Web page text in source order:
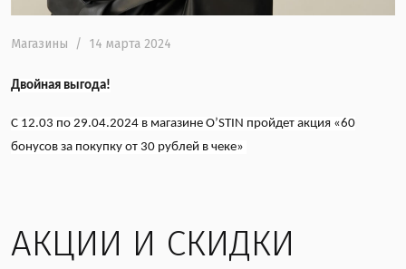
Магазины / 14 марта 2024
Двойная выгода!
С 12.03 по 29.04.2024 в магазине O’STIN пройдет акция «60
бонусов за покупку от 30 рублей в чеке»
АКЦИИ И СКИДКИ